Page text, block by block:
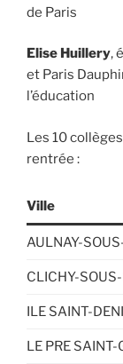
de Paris
Elise Huillery,
et Paris
l’éducation
Les 10
rentrée :
Ville
AULNAY-
CLICHY-
ILE SAINT-
LE PRE SAINT-